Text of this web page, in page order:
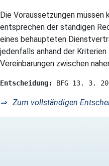
Die Voraussetzungen müssen
entsprechen der ständigen
eines behaupteten
jedenfalls anhand der
Vereinbarungen zwischen
Entscheidung: BFG 13. 3.
⇒ Zum vollständigen